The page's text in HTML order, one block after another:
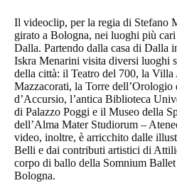
Il videoclip, per la regia di Stefano
girato a Bologna, nei luoghi più
Dalla. Partendo dalla casa di Dalla
Iskra Menarini visita diversi luoghi
della città: il Teatro del 700, la
Mazzacorati, la Torre dell’Orologio
d’Accursio, l’antica Biblioteca
di Palazzo Poggi e il Museo della
dell’Alma Mater Studiorum –
video, inoltre, è arricchito dalle
Belli e dai contributi artistici di
corpo di ballo della Somnium
Bologna.